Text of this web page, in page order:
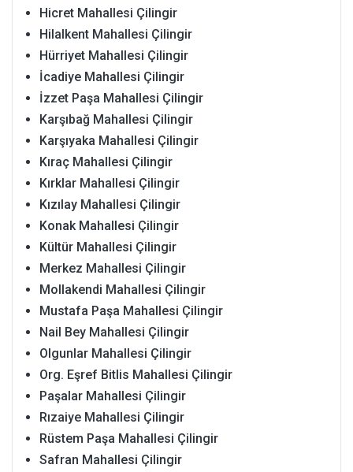
Hicret Mahallesi Çilingir
Hilalkent Mahallesi Çilingir
Hürriyet Mahallesi Çilingir
İcadiye Mahallesi Çilingir
İzzet Paşa Mahallesi Çilingir
Karşıbağ Mahallesi Çilingir
Karşıyaka Mahallesi Çilingir
Kıraç Mahallesi Çilingir
Kırklar Mahallesi Çilingir
Kızılay Mahallesi Çilingir
Konak Mahallesi Çilingir
Kültür Mahallesi Çilingir
Merkez Mahallesi Çilingir
Mollakendi Mahallesi Çilingir
Mustafa Paşa Mahallesi Çilingir
Nail Bey Mahallesi Çilingir
Olgunlar Mahallesi Çilingir
Org. Eşref Bitlis Mahallesi Çilingir
Paşalar Mahallesi Çilingir
Rızaiye Mahallesi Çilingir
Rüstem Paşa Mahallesi Çilingir
Safran Mahallesi Çilingir